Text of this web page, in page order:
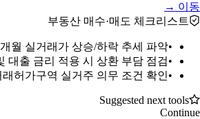
이동 →
부동산 매수·매도 체크리스트
•
월 실거래가 상승/하락 추세 파악
•
대출 금리 적용 시 상환 부담 점검
•
래허가구역 실거주 의무 조건 확인
Suggested next tools
Continue